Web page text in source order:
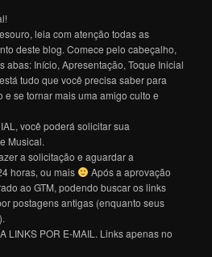
leia com atenção todas as
deste blog. Comece pelo cabeçalho,
abas: Início, Apresentação, Toque Inicial
tudo que você precisa saber para
se tornar mais uma amigo culto e
você poderá solicitar sua
Musical.
a solicitação e aguardar a
horas, ou mais
Após a aprovação
ao GTM, podendo buscar os links
postagens antigas (enquanto seus
LINKS POR E-MAIL. Links apenas no